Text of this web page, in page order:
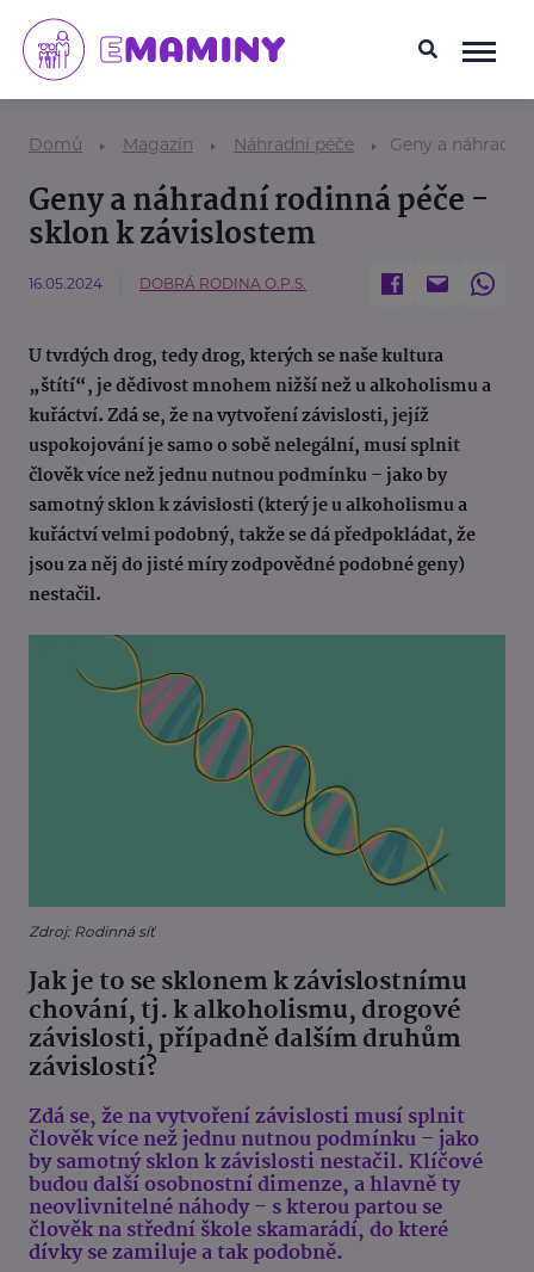
Domů Magazín Náhradní péče Geny a
Geny a náhradní rodinná péče -
sklon k závislostem
16.05.2024 DOBRÁ RODINA O.P.S.
U tvrdých drog, tedy drog, kterých se naše kultura
„štítí“, je dědivost mnohem nižší než u alkoholismu a
kuřáctví. Zdá se, že na vytvoření závislosti, jejíž
uspokojování je samo o sobě nelegální, musí splnit
člověk více než jednu nutnou podmínku – jako by
samotný sklon k závislosti (který je u alkoholismu a
kuřáctví velmi podobný, takže se dá předpokládat, že
jsou za něj do jisté míry zodpovědné podobné geny)
nestačil.
Zdroj: Rodinná síť
Jak je to se sklonem k závislostnímu
chování, tj. k alkoholismu, drogové
závislosti, případně dalším druhům
závislostí?
Zdá se, že na vytvoření závislosti musí splnit
člověk více než jednu nutnou podmínku – jako
by samotný sklon k závislosti nestačil. Klíčové
budou další osobnostní dimenze, a hlavně ty
neovlivnitelné náhody – s kterou partou se
člověk na střední škole skamarádí, do které
dívky se zamiluje a tak podobně.